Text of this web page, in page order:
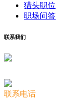
猎头职位
职场问答
联系我们
联系电话